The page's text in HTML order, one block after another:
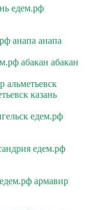
едем.рф
анапа анапа
абакан абакан
альметьевск
казань
едем.рф
едем.рф
армавир